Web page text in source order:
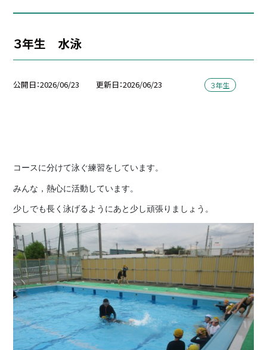
３年生 水泳
公開日 2026/06/23 更新日 2026/06/23 ３年生
コースに分けて泳ぐ練習をしています。
みんな，熱心に活動しています。
少しでも長く泳げるようにあと少し頑張りましょう。